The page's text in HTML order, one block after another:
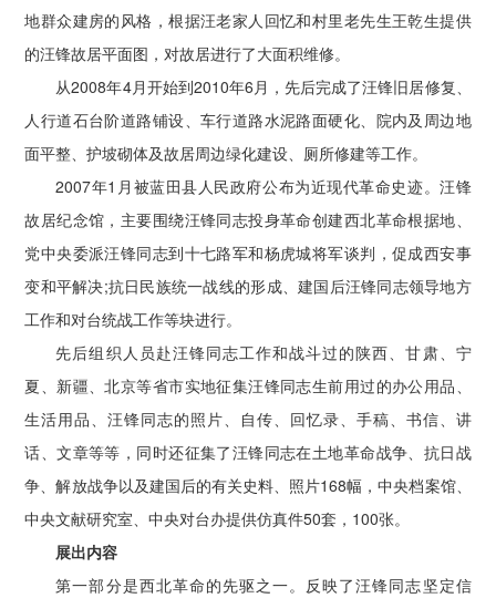
地群众建房的风格，根据汪老家人回忆和村里老先生王乾生提供
的汪锋故居平面图，对故居进行了大面积维修。
从2008年4月开始到2010年6月，先后完成了汪锋旧居修复、
人行道石台阶道路铺设、车行道路水泥路面硬化、院内及周边地
面平整、护坡砌体及故居周边绿化建设、厕所修建等工作。
2007年1月被蓝田县人民政府公布为近现代革命史迹。汪锋
故居纪念馆，主要围绕汪锋同志投身革命创建西北革命根据地、
党中央委派汪锋同志到十七路军和杨虎城将军谈判，促成西安事
变和平解决;抗日民族统一战线的形成、建国后汪锋同志领导地方
工作和对台统战工作等块进行。
先后组织人员赴汪锋同志工作和战斗过的陕西、甘肃、宁
夏、新疆、北京等省市实地征集汪锋同志生前用过的办公用品、
生活用品、汪锋同志的照片、自传、回忆录、手稿、书信、讲
话、文章等等，同时还征集了汪锋同志在土地革命战争、抗日战
争、解放战争以及建国后的有关史料、照片168幅，中央档案馆、
中央文献研究室、中央对台办提供仿真件50套，100张。
展出内容
第一部分是西北革命的先驱之一。反映了汪锋同志坚定信